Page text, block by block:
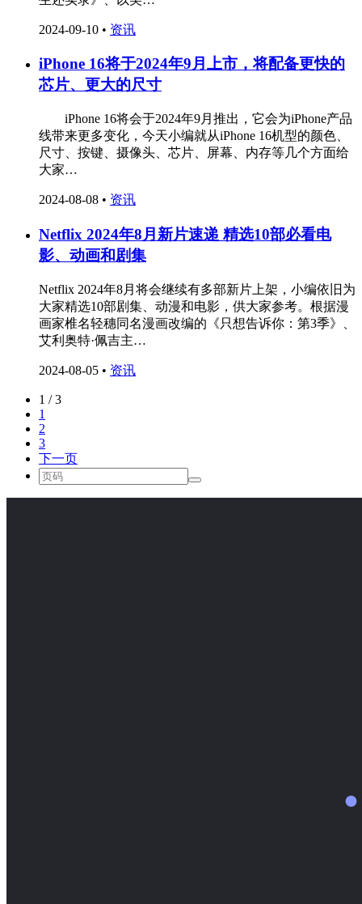
2024-09-10 • 资讯
iPhone 16将于2024年9月上市，将配备更快的
芯片、更大的尺寸
iPhone 16将会于2024年9月推出，它会为iPhone产品
线带来更多变化，今天小编就从iPhone 16机型的颜色、
尺寸、按键、摄像头、芯片、屏幕、内存等几个方面给
大家…
2024-08-08 • 资讯
Netflix 2024年8月新片速递 精选10部必看电
影、动画和剧集
Netflix 2024年8月将会继续有多部新片上架，小编依旧为
大家精选10部剧集、动漫和电影，供大家参考。根据漫
画家椎名轻穗同名漫画改编的《只想告诉你：第3季》、
艾利奥特·佩吉主…
2024-08-05 • 资讯
1 / 3
1
2
3
下一页